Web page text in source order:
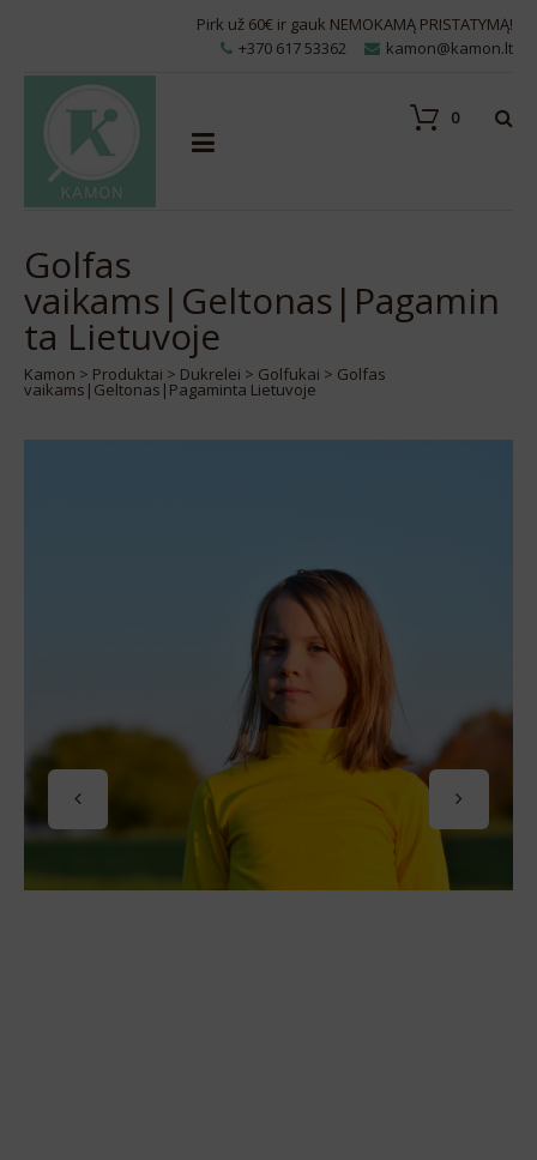
Pirk už 60€ ir gauk NEMOKAMĄ PRISTATYMĄ!
+370 617 53362
kamon@kamon.lt
0
Golfas
vaikams|Geltonas|Pagamin
ta Lietuvoje
Kamon > Produktai > Dukrelei > Golfukai > Golfas
vaikams|Geltonas|Pagaminta Lietuvoje